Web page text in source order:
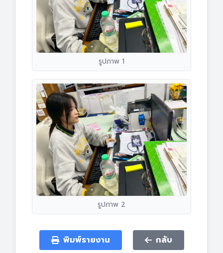
รูปภาพ 1
รูปภาพ 2
พิมพ์รายงาน กลับ